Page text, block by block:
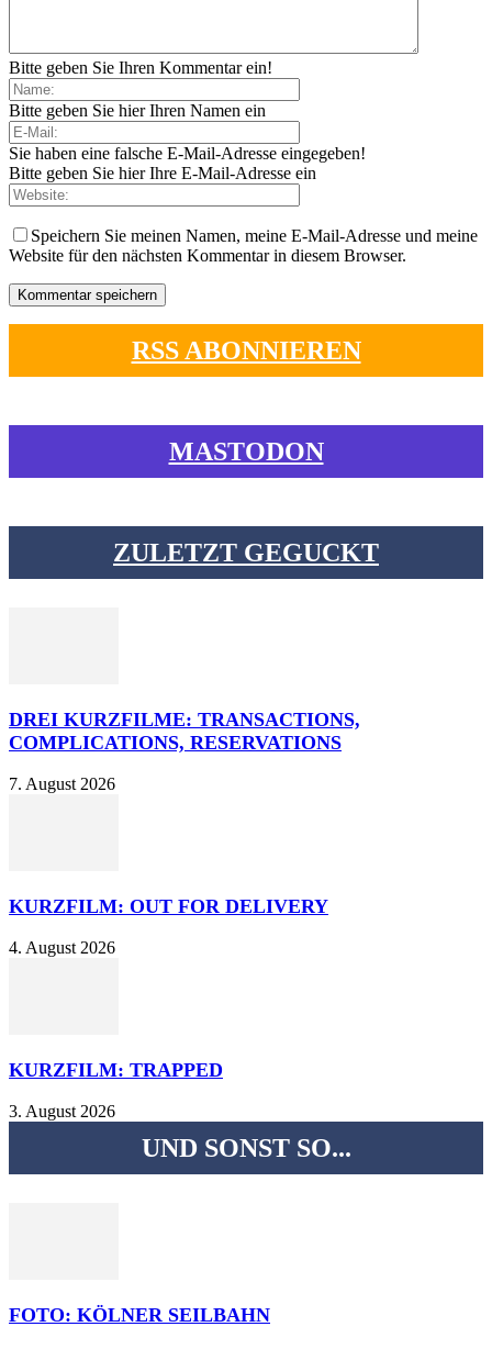
Bitte geben Sie Ihren Kommentar ein!
Bitte geben Sie hier Ihren Namen ein
Sie haben eine falsche E-Mail-Adresse eingegeben!
Bitte geben Sie hier Ihre E-Mail-Adresse ein
Speichern Sie meinen Namen, meine E-Mail-Adresse und meine
Website für den nächsten Kommentar in diesem Browser.
RSS ABONNIEREN
MASTODON
ZULETZT GEGUCKT
DREI KURZFILME: TRANSACTIONS,
COMPLICATIONS, RESERVATIONS
7. August 2026
KURZFILM: OUT FOR DELIVERY
4. August 2026
KURZFILM: TRAPPED
3. August 2026
UND SONST SO...
FOTO: KÖLNER SEILBAHN